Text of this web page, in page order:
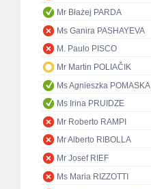
Mr Błażej PARDA
Ms Ganira PASHAYEVA
M. Paulo PISCO
Mr Martin POLIAČIK
Ms Agnieszka POMASKA
Ms Irina PRUIDZE
Mr Roberto RAMPI
Mr Alberto RIBOLLA
Mr Josef RIEF
Ms Maria RIZZOTTI